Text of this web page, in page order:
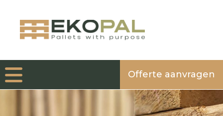
Offerte aanvragen